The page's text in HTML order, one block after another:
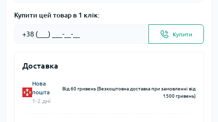
Купити цей товар в 1 клік:
Купити
Доставка
Нова
пошта
1-2 дні
Від 60 гривень (Безкоштовна доставка при замовленні від
1500 гривень)